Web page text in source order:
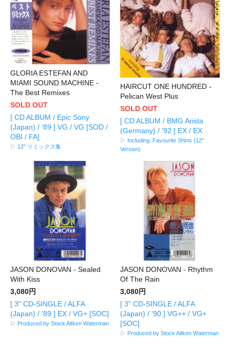
GLORIA ESTEFAN AND
MIAMI SOUND MACHINE -
The Best Remixes
SOLD OUT
[ CD ALBUM / Epic Sony
(Japan) / '89 ] VG / VG [SOD /
OBI / FA]
▷ 12" リミックス集
HAIRCUT ONE HUNDRED -
Pelican West Plus
SOLD OUT
[ CD ALBUM / BMG Arista
(Germany) / '92 ] EX / EX
▷ Including: Favourite Shirts (12"
Version)
JASON DONOVAN - Sealed
With Kiss
3,080円
[ 3" CD-SINGLE / ALFA
(Japan) / '89 ] EX / VG+ [SOC]
▷ Produced by Stock Aitken Waterman
JASON DONOVAN - Rhythm
Of The Rain
3,080円
[ 3" CD-SINGLE / ALFA
(Japan) / '90 ] VG++ / VG+
[SOC]
▷ Produced by Stock Aitken Waterman